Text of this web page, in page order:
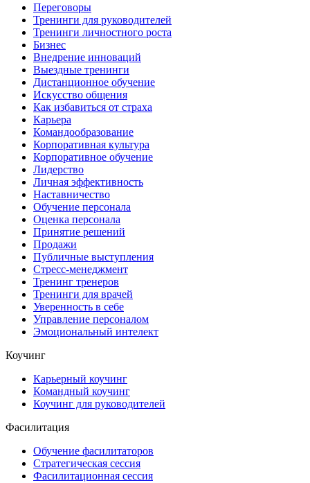
Переговоры
Тренинги для руководителей
Тренинги личностного роста
Бизнес
Внедрение инноваций
Выездные тренинги
Дистанционное обучение
Искусство общения
Как избавиться от страха
Карьера
Командообразование
Корпоративная культура
Корпоративное обучение
Лидерство
Личная эффективность
Наставничество
Обучение персонала
Оценка персонала
Принятие решений
Продажи
Публичные выступления
Стресс-менеджмент
Тренинг тренеров
Тренинги для врачей
Уверенность в себе
Управление персоналом
Эмоциональный интелект
Коучинг
Карьерный коучинг
Командный коучинг
Коучинг для руководителей
Фасилитация
Обучение фасилитаторов
Стратегическая сессия
Фасилитационная сессия